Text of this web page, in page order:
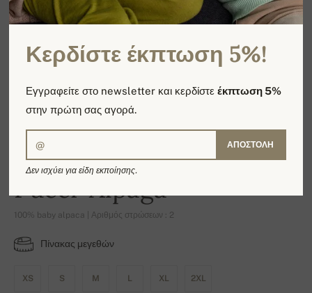
Pucci-Alpaga
100% baby alpaca | Αριθμός στρώσεων : 2
Πίνακας μεγεθών
XS S M L XL 2XL
Κερδίστε έκπτωση 5%!
Εγγραφείτε στο newsletter και κερδίστεέκπτωση 5%
στην πρώτη σας αγορά.
ΑΠΟΣΤΟΛΉ
Δεν ισχύει για είδη εκποίησης.